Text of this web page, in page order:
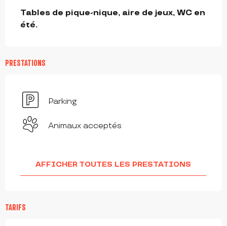
Tables de pique-nique, aire de jeux, WC en
été.
PRESTATIONS
Parking
Animaux acceptés
AFFICHER TOUTES LES PRESTATIONS
TARIFS